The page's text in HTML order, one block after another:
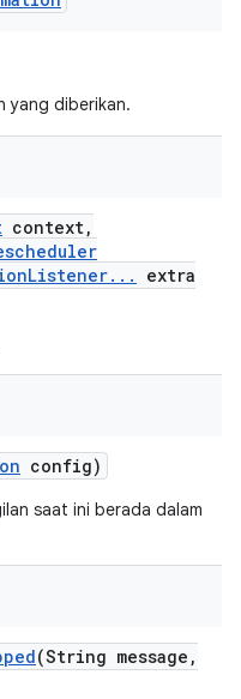
yang diberikan.
context,
Listener. . .
extra
config)
saat ini berada dalam
(String message ,